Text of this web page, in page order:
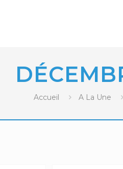
Accueil A La Une